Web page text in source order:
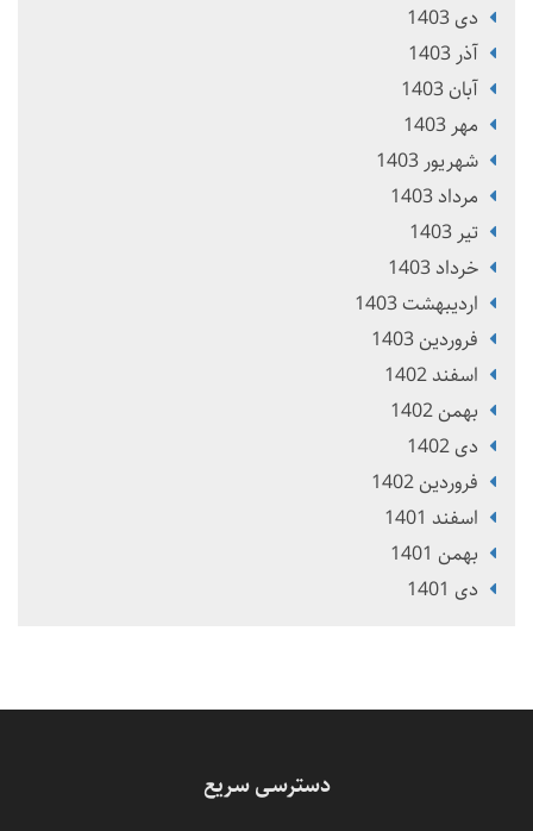
دی 1403
آذر 1403
آبان 1403
مهر 1403
شهریور 1403
مرداد 1403
تير 1403
خرداد 1403
ارديبهشت 1403
فروردین 1403
اسفند 1402
بهمن 1402
دی 1402
فروردین 1402
اسفند 1401
بهمن 1401
دی 1401
دسترسی سریع